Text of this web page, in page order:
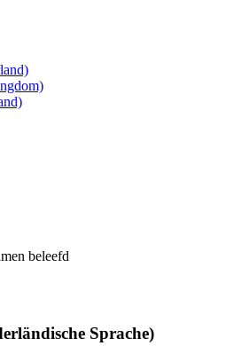
Sprache)